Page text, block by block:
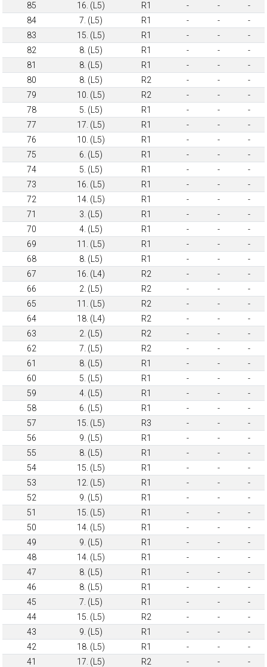
85 16. (L5) R1 - -
-
84
7. (L5) R1 - -
-
83
15. (L5) R1 - -
-
82
8. (L5) R1 - -
-
81
8. (L5) R1 - -
-
80
8. (L5) R2 - -
-
79
10. (L5) R2 - -
-
78
5. (L5) R1 - -
-
77
17. (L5) R1 - -
-
76
10. (L5) R1 - -
-
75
6. (L5) R1 - -
-
74
5. (L5) R1 - -
-
73
16. (L5) R1 - -
-
72
14. (L5) R1 - -
-
71
3. (L5) R1 - -
-
70
4. (L5) R1 - -
-
69
11. (L5) R1 - -
-
68
8. (L5) R1 - -
-
67
16. (L4) R2 - -
-
66
2. (L5) R2 - -
-
65
11. (L5) R2 - -
-
64
18. (L4) R2 - -
-
63
2. (L5) R2 - -
-
62
7. (L5) R2 - -
-
61
8. (L5) R1 - -
-
60
5. (L5) R1 - -
-
59
4. (L5) R1 - -
-
58
6. (L5) R1 - -
-
57
15. (L5) R3 - -
-
56
9. (L5) R1 - -
-
55
8. (L5) R1 - -
-
54
15. (L5) R1 - -
-
53
12. (L5) R1 - -
-
52
9. (L5) R1 - -
-
51
15. (L5) R1 - -
-
50
14. (L5) R1 - -
-
49
9. (L5) R1 - -
-
48
14. (L5) R1 - -
-
47
8. (L5) R1 - -
-
46
8. (L5) R1 - -
-
45
7. (L5) R1 - -
-
44
15. (L5) R2 - -
-
43
9. (L5) R1 - -
-
42
18. (L5) R1 - -
-
41
17. (L5) R2 - -
-